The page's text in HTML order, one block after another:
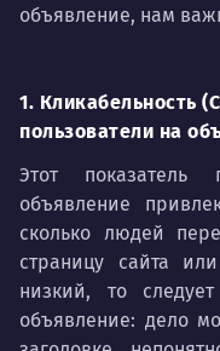
объявление, нам
1. Кликабельность
пользователи на
Этот показатель
объявление
сколько людей
страницу сайта
низкий, то
объявление: дело